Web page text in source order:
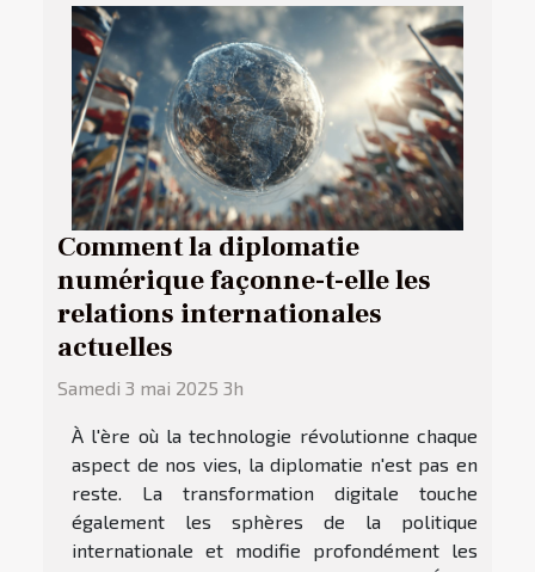
Comment la diplomatie
numérique façonne-t-elle les
relations internationales
actuelles
Samedi 3 mai 2025 3h
À l'ère où la technologie révolutionne chaque
aspect de nos vies, la diplomatie n'est pas en
reste. La transformation digitale touche
également les sphères de la politique
internationale et modifie profondément les